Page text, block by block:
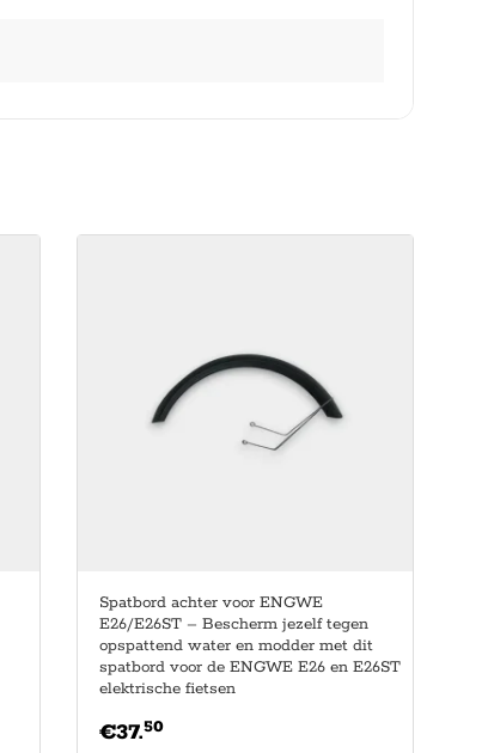
Spatbord achter voor ENGWE
E26/E26ST – Bescherm jezelf tegen
opspattend water en modder met dit
spatbord voor de ENGWE E26 en E26ST
elektrische fietsen
€37.50